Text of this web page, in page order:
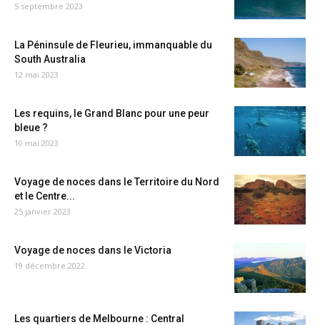
5 septembre 2023
La Péninsule de Fleurieu, immanquable du
South Australia
12 mai 2023
Les requins, le Grand Blanc pour une peur
bleue ?
10 mai 2023
Voyage de noces dans le Territoire du Nord
et le Centre...
25 janvier 2023
Voyage de noces dans le Victoria
19 décembre 2022
Les quartiers de Melbourne : Central